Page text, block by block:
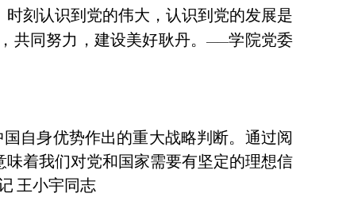
刻认识到党的伟大，认识到党的发展是
共同努力，建设美好耿丹。——学院党委
自身优势作出的重大战略判断。通过阅
着我们对党和国家需要有坚定的理想信
王小宇同志